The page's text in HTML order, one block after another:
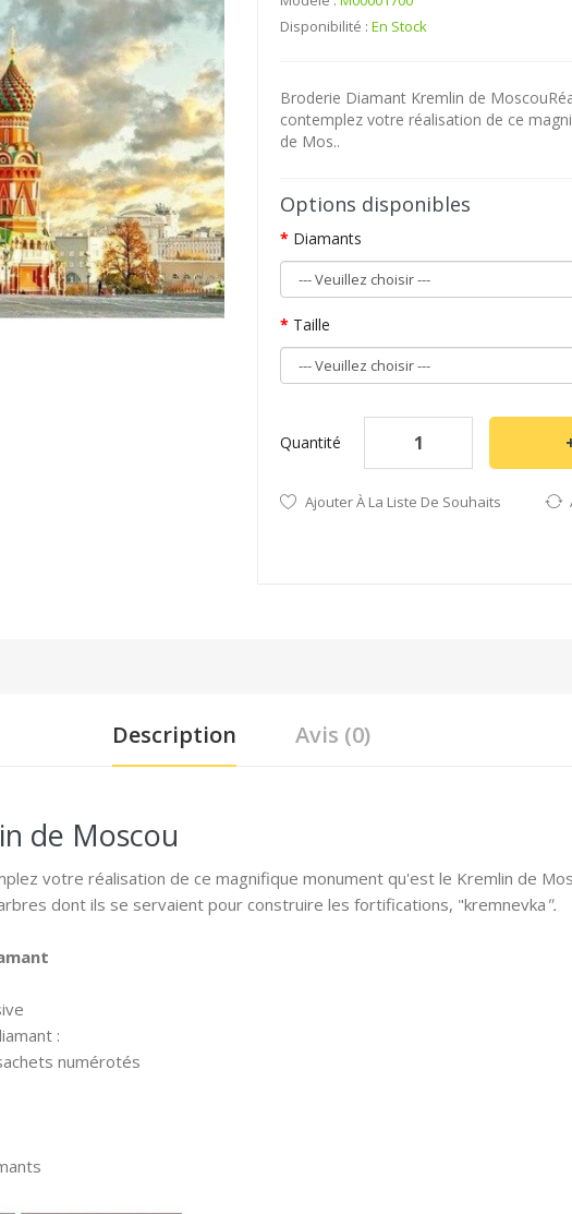
Disponibilité : En Stock
Broderie Diamant Kremlin de
contemplez votre réalisation de ce
de Mos..
Options disponibles
Diamants
Taille
Quantité
Ajouter À La Liste De Souhaits
Description Avis (0)
de Moscou
votre réalisation de ce magnifique monument qu'est le Kremlin de
dont ils se servaient pour construire les fortifications, "kremnevka ".
:
numérotés